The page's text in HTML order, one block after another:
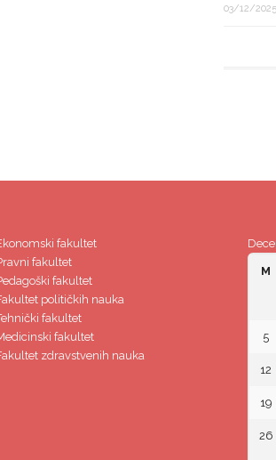
03/12/2025
fakultet
fakultet
fakultet
političkih nauka
fakultet
fakultet
zdravstvenih nauka
M
5
12
19
26